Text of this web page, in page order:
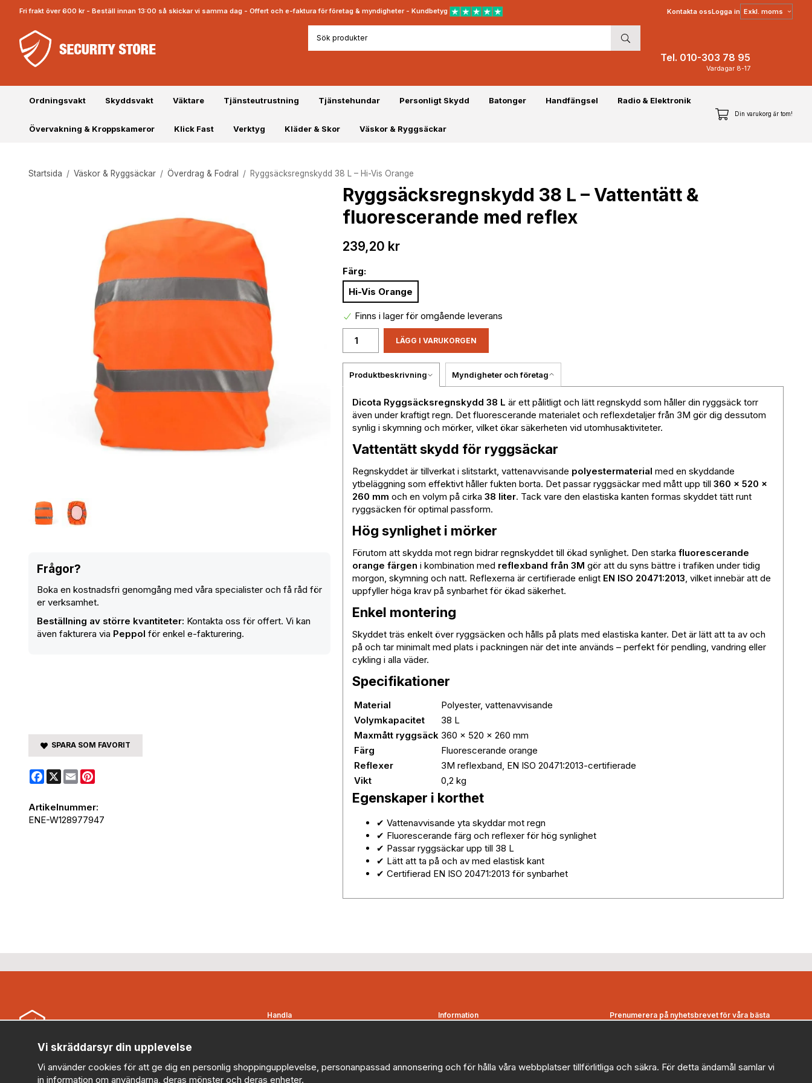
Fri frakt över 600 kr - Beställ innan 13:00 så skickar vi samma dag - Offert och e-faktura för företag & myndigheter - Kundbetyg Kontakta ossLogga in Välj
moms
Tel. 010-303 78 95
Vardagar 8-17
Ordningsvakt Skyddsvakt Väktare Tjänsteutrustning Tjänstehundar Personligt Skydd Batonger Handfängsel Radio & Elektronik
Övervakning & Kroppskameror Klick Fast Verktyg Kläder & Skor Väskor & Ryggsäckar
Din varukorg är tom!
Startsida / Väskor & Ryggsäckar / Överdrag & Fodral / Ryggsäcksregnskydd 38 L – Hi-Vis Orange
Ryggsäcksregnskydd 38 L – Vattentätt &
fluorescerande med reflex
239,20 kr
Färg:
Hi-Vis Orange
Finns i lager för omgående leverans
LÄGG I VARUKORGEN
Produktbeskrivning Myndigheter och företag
Dicota Ryggsäcksregnskydd 38 L är ett pålitligt och lätt regnskydd som håller din ryggsäck torr
även under kraftigt regn. Det fluorescerande materialet och reflexdetaljer från 3M gör dig dessutom
synlig i skymning och mörker, vilket ökar säkerheten vid utomhusaktiviteter.
Vattentätt skydd för ryggsäckar
Regnskyddet är tillverkat i slitstarkt, vattenavvisande polyestermaterial med en skyddande
ytbeläggning som effektivt håller fukten borta. Det passar ryggsäckar med mått upp till 360 × 520 ×
260 mm och en volym på cirka 38 liter. Tack vare den elastiska kanten formas skyddet tätt runt
ryggsäcken för optimal passform.
Hög synlighet i mörker
Förutom att skydda mot regn bidrar regnskyddet till ökad synlighet. Den starka fluorescerande
orange färgen i kombination med reflexband från 3M gör att du syns bättre i trafiken under tidig
morgon, skymning och natt. Reflexerna är certifierade enligt EN ISO 20471:2013, vilket innebär att de
uppfyller höga krav på synbarhet för ökad säkerhet.
Enkel montering
Skyddet träs enkelt över ryggsäcken och hålls på plats med elastiska kanter. Det är lätt att ta av och
på och tar minimalt med plats i packningen när det inte används – perfekt för pendling, vandring eller
cykling i alla väder.
Specifikationer
Material
Polyester, vattenavvisande
Volymkapacitet
38 L
Maxmått ryggsäck 360 × 520 × 260 mm
Färg
Fluorescerande orange
Reflexer
3M reflexband, EN ISO 20471:2013-certifierade
Vikt
0,2 kg
Egenskaper i korthet
✔ Vattenavvisande yta skyddar mot regn
✔ Fluorescerande färg och reflexer för hög synlighet
✔ Passar ryggsäckar upp till 38 L
✔ Lätt att ta på och av med elastisk kant
✔ Certifierad EN ISO 20471:2013 för synbarhet
Frågor?
Boka en kostnadsfri genomgång med våra specialister och få råd för
er verksamhet.
Beställning av större kvantiteter: Kontakta oss för offert. Vi kan
även fakturera via Peppol för enkel e-fakturering.
SPARA SOM FAVORIT
Facebook
X Email
Artikelnummer:
ENE-W128977947
Security Store Sweden AB (559430-0914)
kundservice@securitystore.se
Handla
Bevakningsbolag
Favoriter
Information
Nyhetsbrev
Prenumerera på nyhetsbrevet för våra bästa
De uppgifter du matar in kommer endast användas till våra
Vi skräddarsyr din upplevelse
Vi använder cookies för att ge dig en personlig shoppingupplevelse, personanpassad annonsering och för hålla våra webbplatser tillförlitliga och säkra. För detta ändamål samlar vi
in information om användarna, deras mönster och deras enheter.